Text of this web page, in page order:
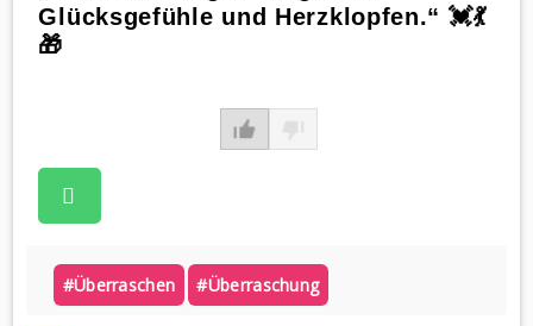
Glücksgefühle und Herzklopfen.“ 💓💃
🎁
#überraschen #überraschung